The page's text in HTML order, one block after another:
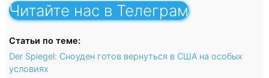
Читайте нас в Телеграм
Статьи по теме:
Der Spiegel: Сноуден готов вернуться в США на особых
условиях